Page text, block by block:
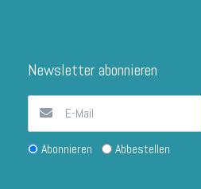
Newsletter abonnieren
Abonnieren Abbestellen